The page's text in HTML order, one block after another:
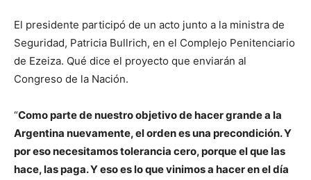
El presidente participó de un acto junto a la ministra de
Seguridad, Patricia Bullrich, en el Complejo Penitenciario
de Ezeiza. Qué dice el proyecto que enviarán al
Congreso de la Nación.
“Como parte de nuestro objetivo de hacer grande a la
Argentina nuevamente, el orden es una precondición. Y
por eso necesitamos tolerancia cero, porque el que las
hace, las paga. Y eso es lo que vinimos a hacer en el día